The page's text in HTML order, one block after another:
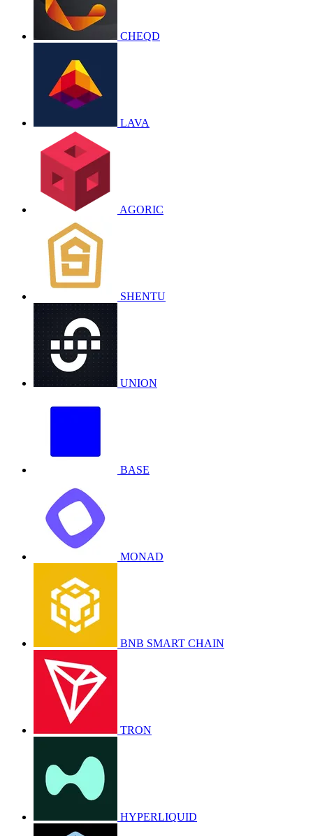
CHEQD
LAVA
AGORIC
SHENTU
UNION
BASE
MONAD
BNB SMART CHAIN
TRON
HYPERLIQUID